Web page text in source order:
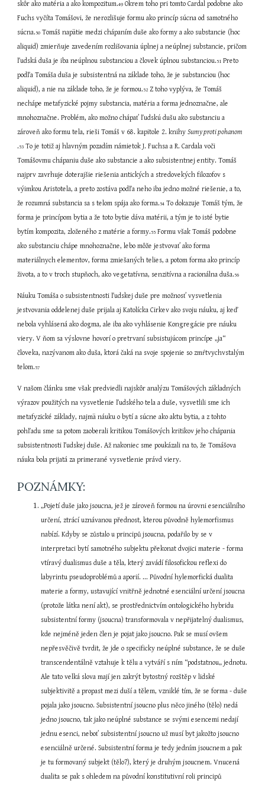
skôr ako matéria a ako kompozitum.49 Okrem toho pri tomto Cardal podobne ako
Fuchs vyčíta Tomášovi, že nerozlišuje formu ako princíp súcna od samotného
súcna.50 Tomáš napätie medzi chápaním duše ako formy a ako substancie (hoc
aliquid) zmierňuje zavedením rozlišovania úplnej a neúplnej substancie, pričom
ľudská duša je iba neúplnou substanciou a človek úplnou substanciou.51 Preto
podľa Tomáša duša je subsistentná na základe toho, že je substanciou (hoc
aliquid), a nie na základe toho, že je formou.52 Z toho vyplýva, že Tomáš
nechápe metafyzické pojmy substancia, matéria a forma jednoznačne, ale
mnohoznačne. Problém, ako možno chápať ľudskú dušu ako substanciu a
zároveň ako formu tela, rieši Tomáš v 68. kapitole 2. knihy
.53 To je totiž aj hlavným pozadím námietok J. Fuchsa a R. Cardala voči
Tomášovmu chápaniu duše ako substancie a ako subsistentnej entity. Tomáš
najprv zavrhuje doterajšie riešenia antických a stredovekých filozofov s
výimkou Aristotela, a preto zostáva podľa neho iba jedno možné riešenie, a to,
že rozumná substancia sa s telom spája ako forma.54 To dokazuje Tomáš tým, že
forma je princípom bytia a že toto bytie dáva matérii, a tým je to isté bytie
bytím kompozita, zloženého z matérie a formy.55 Formu však Tomáš podobne
ako substanciu chápe mnohoznačne, lebo môže jestvovať ako forma
materiálnych elementov, forma zmiešaných telies, a potom forma ako princíp
života, a to v troch stupňoch, ako vegetatívna, senzitívna a racionálna duša.56
Náuku Tomáša o subsistentnosti ľudskej duše pre možnosť vysvetlenia
jestvovania oddelenej duše prijala aj Katolícka Cirkev ako svoju náuku, aj keď
nebola vyhlásená ako dogma, ale iba ako vyhlásenie Kongregácie pre náuku
viery. V ňom sa výslovne hovorí o pretrvaní subsistujúcom princípe „ja“
človeka, nazývanom ako duša, ktorá čaká na svoje spojenie so zmŕtvychvstalým
telom.57
V našom článku sme však predviedli najskôr analýzu Tomášových základných
výrazov použitých na vysvetlenie ľudského tela a duše, vysvetlili sme ich
metafyzické základy, najmä náuku o bytí a súcne ako aktu bytia, a z tohto
pohľadu sme sa potom zaoberali kritikou Tomášových kritikov jeho chápania
subsistentnosti ľudskej duše. Až nakoniec sme poukázali na to, že Tomášova
náuka bola prijatá za primerané vysvetlenie právd viery.
POZNÁMKY:
„Pojetí duše jako jsoucna, jež je zároveň formou na úrovni esenciálního
určení, ztrácí uznávanou přednost, kterou původně hylemorfismus
nabízí. Kdyby se zůstalo u principů jsoucna, podařilo by se v
interpretaci bytí samotného subjektu překonat dvojici materie - forma
vtíravý dualismus duše a těla, který zavádí filosofickou reflexi do
labyrintu pseudoproblémů a aporií. ... Původní hylemorfická dualita
materie a formy, ustavující vnitřně jednotné esenciální určení jsoucna
(protože látka není akt), se prostřednictvím ontologického hybridu
subsistentní formy (jsoucna) transformovala v nepřijatelný dualismus,
kde nejméně jeden člen je pojat jako jsoucno. Pak se musí ovšem
nepřesvěčivě tvrdit, že jde o specificky neúplné substance, že se duše
transcendentálně vztahuje k tělu a vytváří s ním “podstatnou„ jednotu.
Ale tato velká slova mají jen zakrýt bytostný rozštěp v lidské
subjektivitě a propast mezi duší a tělem, vzniklé tím, že se forma - duše
pojala jako jsoucno. Subsistentní jsoucno plus něco jiného (tělo) nedá
jedno jsoucno, tak jako neúplné substance se svými esencemi nedají
jednu esenci, neboť subsistentní jsoucno už musí byt jakožto jsoucno
esenciálně určené. Subsistentní forma je tedy jedním jsoucnem a pak
je tu formovaný subjekt (tělo?), který je druhým jsoucnem. Vnucená
dualita se pak s ohledem na původní konstitutivní roli principů